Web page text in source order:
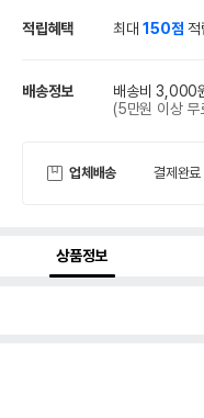
적립혜택 최대150점 적
배송정보 배송비 3,000
(5만원 이상 무
업체배송 결제완
상품정보